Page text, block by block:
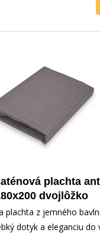
plachta
dvojlôžko
plachta z jemného
dotyk a eleganciu do